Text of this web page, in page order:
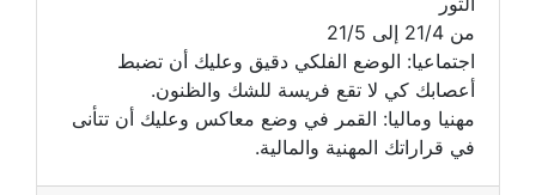
من 21/4 إلى 21/5
اجتماعيا: الوضع الفلكي دقيق وعليك أن تضبط
أعصابك كي لا تقع فريسة للشك والظنون.
مهنيا وماليا: القمر في وضع معاكس وعليك أن تتأنى
في قراراتك المهنية والمالية.